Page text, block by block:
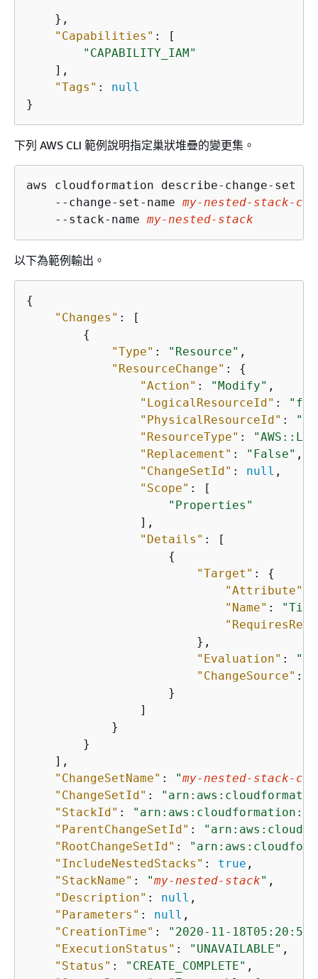
    },
"Capabilities" : [
"CAPABILITY_IAM"
    ],
"Tags" : null
}
下列 AWS CLI 範例說明指定巢狀堆疊的變更集。
aws cloudformation describe-change-set \
    --change-set-name
my-nested-stack-
    --stack-name
my-nested-stack
以下為範例輸出。
{
"Changes" : [
{
"Type" : "Resource" ,
"ResourceChange" : {
"Action" : "Modify" ,
"LogicalResourceId" :
"PhysicalResourceId" :
"ResourceType" :
"Replacement" : "False" ,
"ChangeSetId" : null ,
"Scope" : [
"Properties"
                ],
"Details" : [
{
"Target" : {
"Attribute"
"Name" :
                        },
"Evaluation" :
"ChangeSource" :
                    }
                ]
            }
        }
    ],
"ChangeSetName" : "my-nested-stack-
"ChangeSetId" :
"StackId" :
"ParentChangeSetId" :
"RootChangeSetId" :
"IncludeNestedStacks" : true ,
"StackName" : "my-nested-stack" ,
"Description" : null ,
"Parameters" : null ,
"CreationTime" :
"2020-11-
"ExecutionStatus" : "UNAVAILABLE" ,
"Status" : "CREATE_COMPLETE" ,